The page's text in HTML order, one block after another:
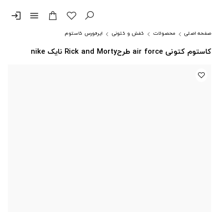
menu
login
صفحه اصلی محصولات کفش و کتونی ایرفورس کاستوم
کاستوم کتونی air force طرحRick and Morty نایک nike